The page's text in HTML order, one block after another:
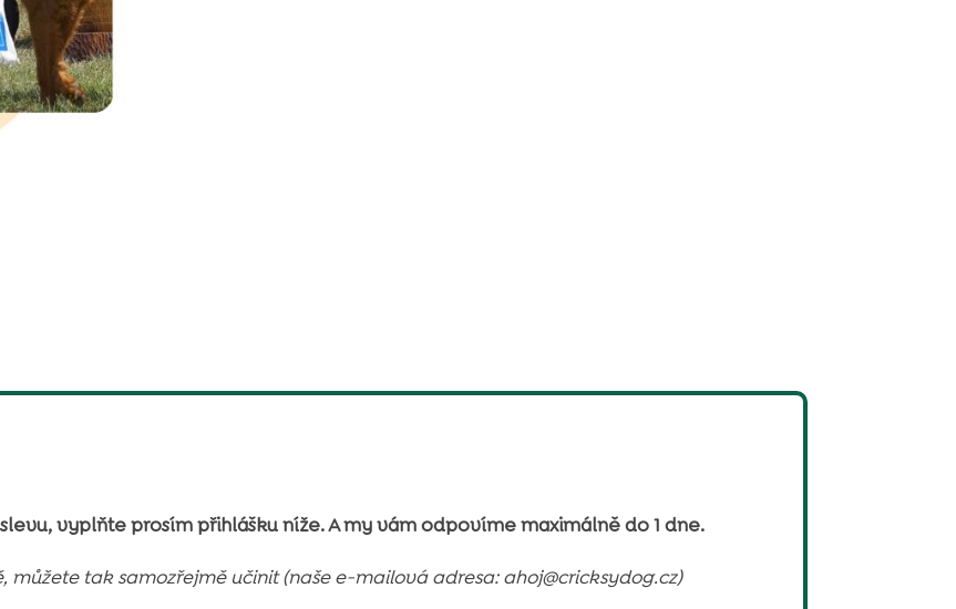
vyplňte prosím přihlášku níže. A my vám odpovíme maximálně do 1 dne.
tak samozřejmě učinit (naše e-mailová adresa: ahoj@cricksydog.cz)